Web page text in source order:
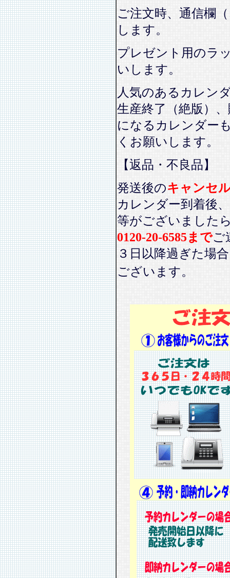
ご注文時、通信欄
します。
プレゼント用のラ
いします。
人気のあるカレン
生産終了（絶版）
になるカレンダー
くお願いします。
【返品・不良品】
発送後のキャンセ
カレンダー到着後、
等がございました
0120-20-6585までご
３日以降過ぎた場
ございます。